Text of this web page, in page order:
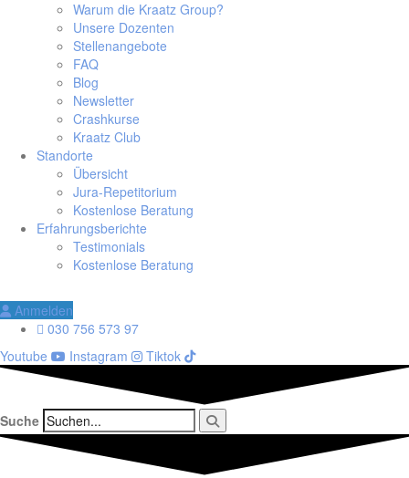
Warum die Kraatz Group?
Unsere Dozenten
Stellenangebote
FAQ
Blog
Newsletter
Crashkurse
Kraatz Club
Standorte
Übersicht
Jura-Repetitorium
Kostenlose Beratung
Erfahrungsberichte
Testimonials
Kostenlose Beratung
Anmelden
030 756 573 97
Youtube
Instagram Tiktok
Suche